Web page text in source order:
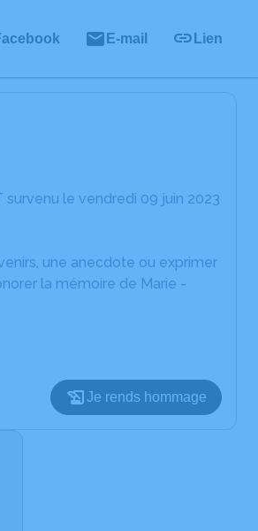
E-mail Lien
le vendredi 09 juin 2023
une anecdote ou exprimer
la mémoire de Marie -
Je rends hommage